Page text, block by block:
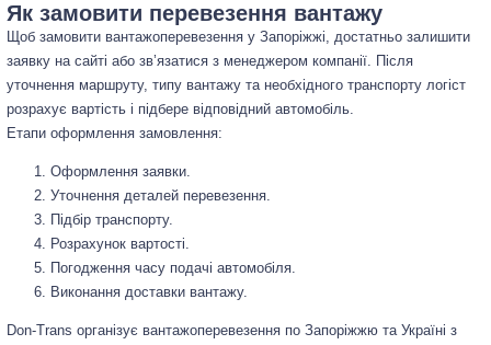
Як замовити перевезення вантажу
Щоб замовити вантажоперевезення у Запоріжжі, достатньо залишити
заявку на сайті або зв’язатися з менеджером компанії. Після
уточнення маршруту, типу вантажу та необхідного транспорту логіст
розрахує вартість і підбере відповідний автомобіль.
Етапи оформлення замовлення:
Оформлення заявки.
Уточнення деталей перевезення.
Підбір транспорту.
Розрахунок вартості.
Погодження часу подачі автомобіля.
Виконання доставки вантажу.
Don-Trans організує вантажоперевезення по Запоріжжю та Україні з